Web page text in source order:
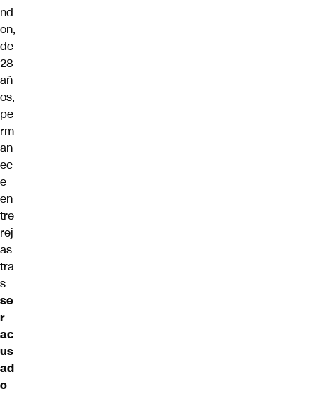
nd
on,
de
28
añ
os,
pe
rm
an
ec
e
en
tre
rej
as
tra
s
se
r
ac
us
ad
o